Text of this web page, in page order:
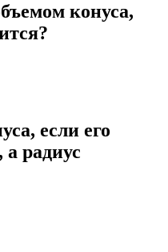
конуса,
если его
а радиус